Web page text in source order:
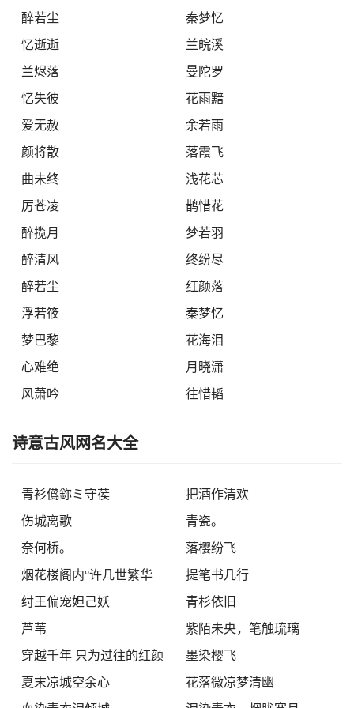
醉若尘
秦梦忆
忆逝逝
兰皖溪
兰烬落
曼陀罗
忆失彼
花雨黯
爱无赦
余若雨
颜将散
落霞飞
曲未终
浅花芯
厉苍凌
鹊惜花
醉揽月
梦若羽
醉清风
终纷尽
醉若尘
红颜落
浮若筱
秦梦忆
梦巴黎
花海泪
心难绝
月晓潇
风萧吟
往惜韬
诗意古风网名大全
青衫儰鉨ミ守葔
把酒作清欢
伤城离歌
青瓷。
奈何桥。
落樱纷飞
烟花楼阁内°许几世繁华
提笔书几行
纣王偏宠妲己妖
青杉依旧
芦苇
紫陌未央，笔触琉璃
穿越千年 只为过往的红颜
墨染樱飞
夏末凉城空余心
花落微凉梦清幽